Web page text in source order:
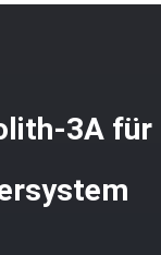
3A für